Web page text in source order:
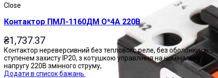
Close
Контактор ПМЛ-1160ДМ О*4А 220В
₴1,737.37
Контактор нереверсивний без теплового реле, без оболонки, зі
ступенем захисту IP20, з котушкою управління на номінальну
напругу 220В змінного струму,
Додати в список бажань